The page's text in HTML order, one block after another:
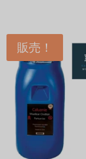
販売！